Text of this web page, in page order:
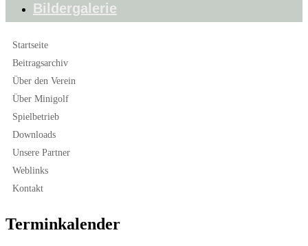
Bildergalerie
Startseite
Beitragsarchiv
Über den Verein
Über Minigolf
Spielbetrieb
Downloads
Unsere Partner
Weblinks
Kontakt
Terminkalender